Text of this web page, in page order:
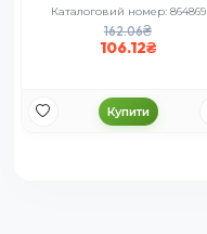
Каталоговий номер: 864869
162.06
106.12
Купити